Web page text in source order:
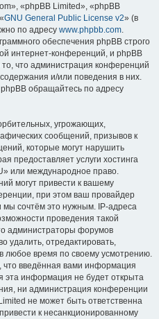
«phpBB Limited», «phpBB
GNU General Public License v2» (в
по адресу www.phpbb.com
обеспечения phpBB строго
интернет-конференций, и phpBB
то, что администрация конференций
и/или поведения в них.
обращайтесь по адресу
угрожающих,
сообщений, призывов к
которые могут нарушить
предоставляет услуги хостинга
или международное право.
могут привести к вашему
при этом ваш провайдер
мы сочтём это нужным. IP-адреса
проведения такой
администраторы форумов
удалить, отредактировать,
любое время по своему усмотрению.
что введённая вами информация
эта информация не будет открыта
ни администрация конференции
не может быть ответственна
к несанкционированному